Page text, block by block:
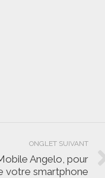
ONGLET SUIVANT
Angelo, pour
votre smartphone